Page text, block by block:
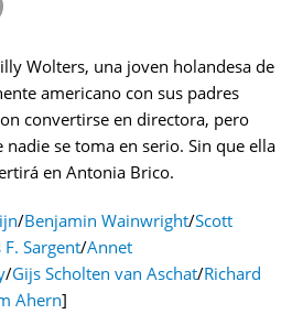
Wolters, una joven holandesa de
americano con sus padres
convertirse en directora, pero
se toma en serio. Sin que ella
en Antonia Brico.
/Benjamin Wainwright/Scott
F. Sargent/Annet
/Gijs Scholten van Aschat/Richard
Ahern]